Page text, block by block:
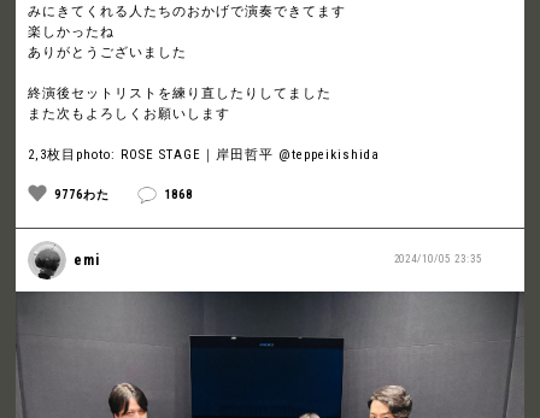
みにきてくれる人たちのおかげで演奏できてます
楽しかったね
ありがとうございました
終演後セットリストを練り直したりしてました
また次もよろしくお願いします
2,3枚目photo: ROSE STAGE｜岸田哲平 @teppeikishida
9776わた 1868
2024/10/05 23:35
emi